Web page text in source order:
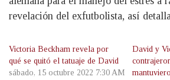
revelación del exfutbolista, así
Victoria Beckham revela por
qué se quitó el tatuaje de David
sábado, 15 octubre 2022 7:30 AM
David y